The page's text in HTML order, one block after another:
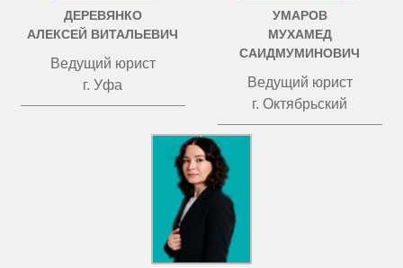
ДЕРЕВЯНКО
АЛЕКСЕЙ ВИТАЛЬЕВИЧ
Ведущий юрист
г. Уфа
УМАРОВ
МУХАМЕД
САИДМУМИНОВИЧ
Ведущий юрист
г. Октябрьский